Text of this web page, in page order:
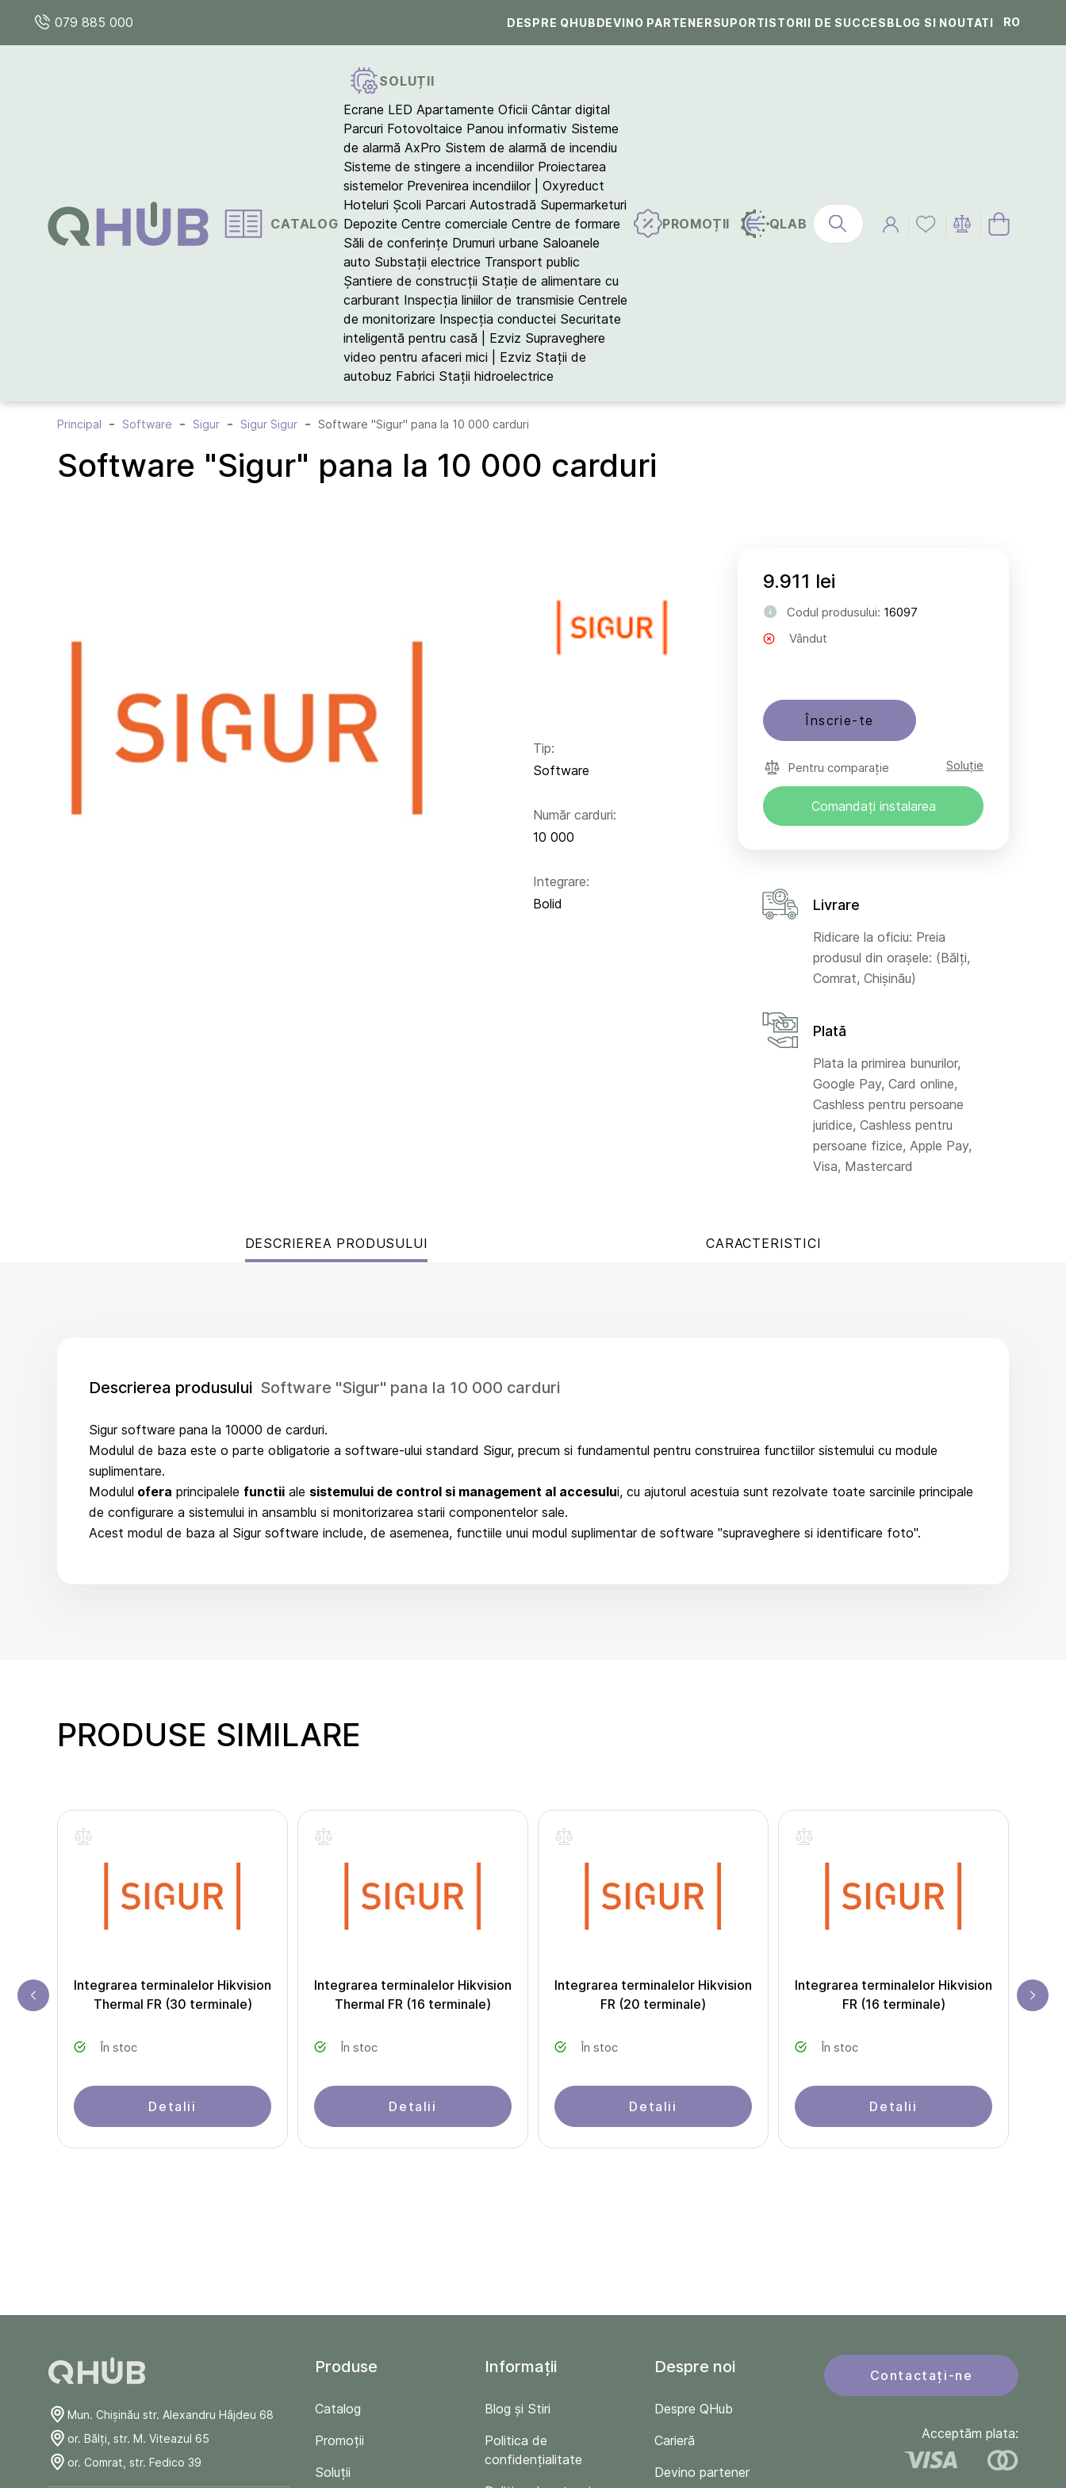
079 885 000 DESPRE QHUBDEVINO PARTENERSUPORTISTORII DE SUCCESBLOG SI NOUTATI RO
CATALOG
SOLUȚII
Ecrane LED Apartamente Oficii Cântar digital
Parcuri Fotovoltaice Panou informativ Sisteme
de alarmă AxPro Sistem de alarmă de incendiu
Sisteme de stingere a incendiilor Proiectarea
sistemelor Prevenirea incendiilor | Oxyreduct
Hoteluri Școli Parcari Autostradă Supermarketuri
Depozite Centre comerciale Centre de formare
Săli de conferințe Drumuri urbane Saloanele
auto Substații electrice Transport public
Șantiere de construcții Stație de alimentare cu
carburant Inspecția liniilor de transmisie Centrele
de monitorizare Inspecția conductei Securitate
inteligentă pentru casă | Ezviz Supraveghere
video pentru afaceri mici | Ezviz Stații de
autobuz Fabrici Stații hidroelectrice
PROMOȚII QLAB
Principal Software Sigur Sigur Sigur Software "Sigur" pana la 10 000 carduri
Software "Sigur" pana la 10 000 carduri
Tip:
Software
Număr carduri:
10 000
Integrare:
Bolid
9.911 lei
Codul produsului: 16097
Vândut
Înscrie-te
Pentru comparație Soluție
Comandați instalarea
Livrare
Ridicare la oficiu: Preia
produsul din orașele: (Bălți,
Comrat, Chișinău)
Plată
Plata la primirea bunurilor,
Google Pay, Card online,
Cashless pentru persoane
juridice, Cashless pentru
persoane fizice, Apple Pay,
Visa, Mastercard
DESCRIEREA PRODUSULUI CARACTERISTICI
Descrierea produsului Software "Sigur" pana la 10 000 carduri
Sigur software pana la 10000 de carduri.
Modulul de baza este o parte obligatorie a software-ului standard Sigur, precum si fundamentul pentru construirea functiilor sistemului cu module
suplimentare.
Modulul ofera principalele functii ale sistemului de control si management al accesului, cu ajutorul acestuia sunt rezolvate toate sarcinile principale
de configurare a sistemului in ansamblu si monitorizarea starii componentelor sale.
Acest modul de baza al Sigur software include, de asemenea, functiile unui modul suplimentar de software "supraveghere si identificare foto".
PRODUSE SIMILARE
Integrarea terminalelor Hikvision
Thermal FR (30 terminale)
În stoc
Detalii
Integrarea terminalelor Hikvision
Thermal FR (16 terminale)
În stoc
Detalii
Integrarea terminalelor Hikvision
FR (20 terminale)
În stoc
Detalii
Integrarea terminalelor Hikvision
FR (16 terminale)
În stoc
Detalii
Mun. Chişinău str. Alexandru Hâjdeu 68
or. Bălți, str. M. Viteazul 65
or. Comrat, str. Fedico 39
Produse
Catalog
Promoții
Soluții
Informații
Blog și Stiri
Politica de
confidențialitate
Despre noi
Despre QHub
Carieră
Devino partener
Contactați-ne
Acceptăm plata: